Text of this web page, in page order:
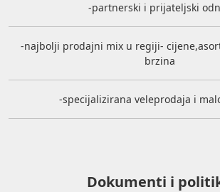
-partnerski i prijateljski
-najbolji prodajni mix u regiji-
brzina
-specijalizirana veleprodaja i
Dokumenti i